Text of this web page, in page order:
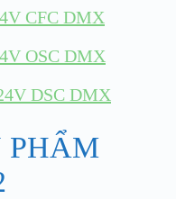
CFC DMX
OSC DMX
DSC DMX